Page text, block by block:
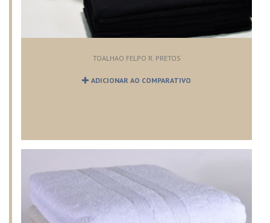
TOALHAO FELPO R. PRETOS
ADICIONAR AO COMPARATIVO